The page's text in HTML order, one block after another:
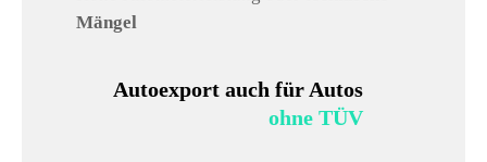
Mängel
Autoexport auch für Autos
ohne TÜV